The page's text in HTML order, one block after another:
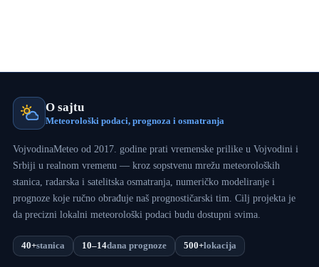
O sajtu
Meteorološki podaci, prognoza i osmatranja
VojvodinaMeteo od 2017. godine prati vremenske prilike u Vojvodini i
Srbiji u realnom vremenu — kroz sopstvenu mrežu meteoroloških
stanica, radarska i satelitska osmatranja, numeričko modeliranje i
prognoze koje ručno obrađuje naš prognostičarski tim. Cilj projekta je
da precizni lokalni meteorološki podaci budu dostupni svima.
40+stanica 10–14dana prognoze 500+lokacija